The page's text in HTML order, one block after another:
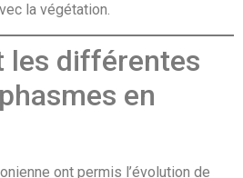
la végétation.
les différentes
en
ont permis l’évolution de